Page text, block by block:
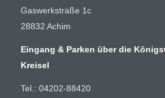
Gaswerkstraße 1c
28832 Achim
Eingang & Parken über die
Kreisel
Tel.: 04202-88420